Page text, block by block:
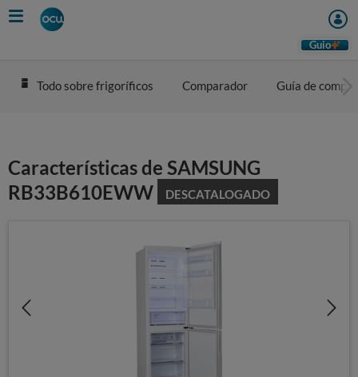
Skip
to
Guio
Todo sobre frigoríficos Comparador Guía de compra
Características de SAMSUNG
RB33B610EWW
DESCATALOGADO